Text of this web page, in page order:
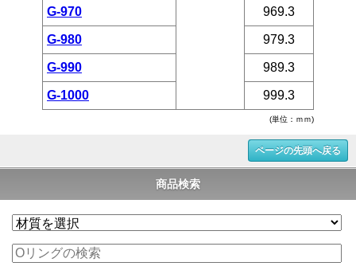
(単位：ｍｍ)
G-970 969.3
G-980 979.3
G-990 989.3
G-1000 999.3
ページの先頭へ戻る
商品検索